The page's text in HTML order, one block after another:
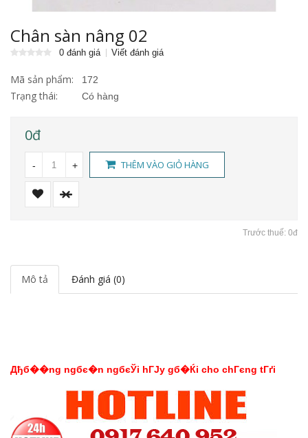
Chân sàn nâng 02
0 đánh giá Viết đánh giá
Mã sản phẩm: 172
Trạng thái: Có hàng
0đ
- + THÊM VÀO GIỎ HÀNG
Trước thuế: 0đ
Mô tả Đánh giá (0)
Дђб��ng ngбє�n ngбєЎi hГЈy gб�Ќi cho chГєng tГґi